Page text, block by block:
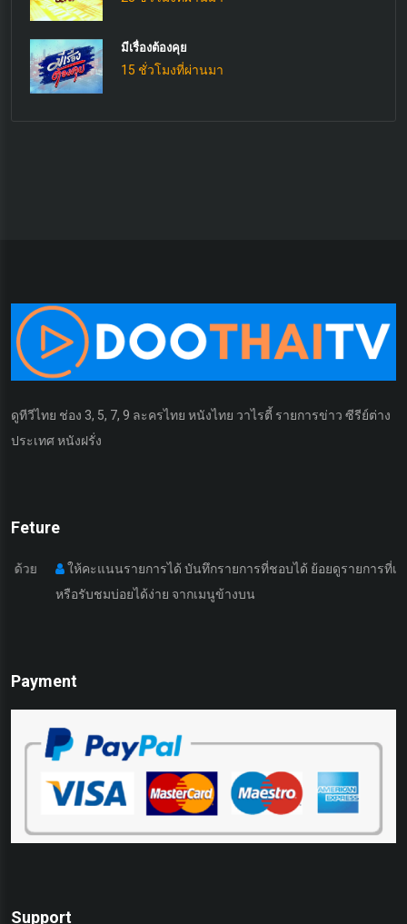
มีเรื่องต้องคุย
15 ชั่วโมงที่ผ่านมา
ดูทีวีไทย ช่อง 3, 5, 7, 9 ละครไทย หนังไทย วาไรตี้ รายการข่าว ซีรีย์ต่าง
ประเทศ หนังฝรั่ง
Feture
ให้คะแนนรายการได้ บันทึกรายการที่ชอบได้ ย้อยดูรายการที่เคยดูมา
หรือรับชมบ่อยได้ง่าย จากเมนูข้างบน
Payment
Support